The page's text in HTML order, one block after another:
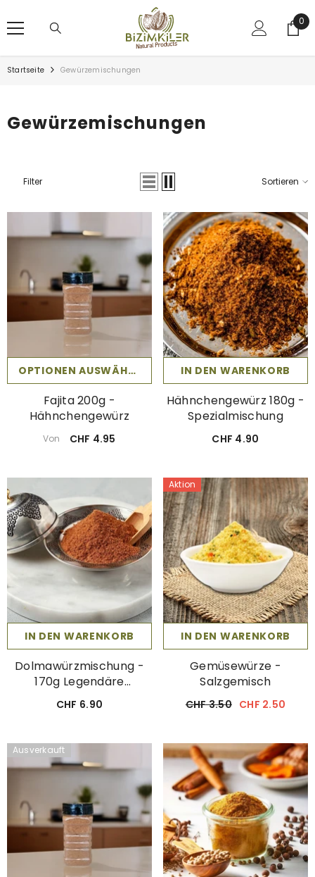
0
0
Startseite Gewürzemischungen
Gewürzemischungen
Filter Sortieren
OPTIONEN AUSWÄHLEN
Fajita 200g -
Hähnchengewürz
Von CHF 4.95
IN DEN WARENKORB
Hähnchengewürz 180g -
Spezialmischung
CHF 4.90
IN DEN WARENKORB
Dolmawürzmischung -
170g Legendäre
Gewürzmischung
CHF 6.90
Aktion
IN DEN WARENKORB
Gemüsewürze -
Salzgemisch
CHF 3.50 CHF 2.50
Ausverkauft